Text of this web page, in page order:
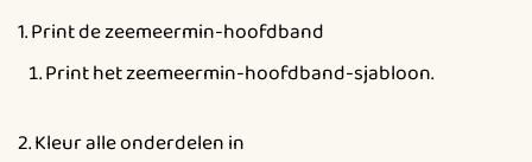
1. Print de zeemeermin-hoofdband
Print het zeemeermin-hoofdband-sjabloon.
2. Kleur alle onderdelen in